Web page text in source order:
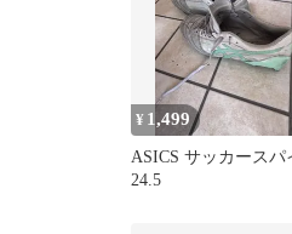
¥ 1,499
ASICS サッカースパ
24.5